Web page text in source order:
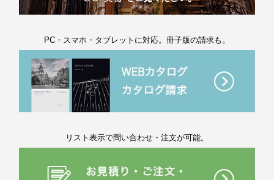
PC・スマホ・タブレットに対応。冊子版の請求も。
リスト表示で問い合わせ・注文が可能。